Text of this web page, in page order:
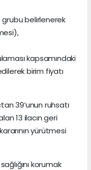
belirlenerek
kapsamındaki
birim fiyatı
39’unun ruhsatı
13 ilacın geri
yürütmesi
korumak